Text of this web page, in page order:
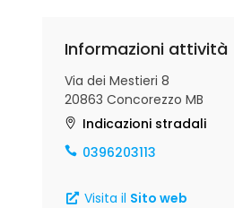
Informazioni attività
Via dei Mestieri 8
20863 Concorezzo MB
Indicazioni stradali
0396203113
Visita il Sito web